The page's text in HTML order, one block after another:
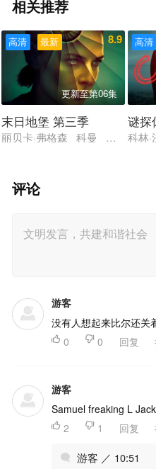
相关推荐
最新
高清 8.9
更新至第06集
末日地堡 第三季
丽贝卡·弗格森 科曼 哈丽特·
高清
谜探
科林
评论
游客
没有人想起来比尔还关
 0  0 回复
游客
Samuel freaking L
 2  1 回复
游客 ／ 10:51